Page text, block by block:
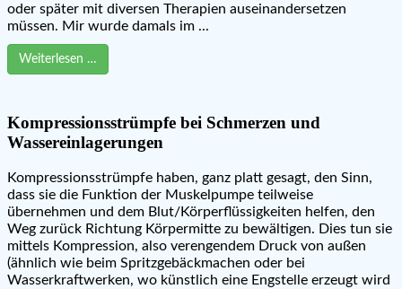
oder später mit diversen Therapien auseinandersetzen
müssen. Mir wurde damals im ...
Weiterlesen …
Kompressionsstrümpfe bei Schmerzen und
Wassereinlagerungen
Kompressionsstrümpfe haben, ganz platt gesagt, den Sinn,
dass sie die Funktion der Muskelpumpe teilweise
übernehmen und dem Blut/Körperflüssigkeiten helfen, den
Weg zurück Richtung Körpermitte zu bewältigen. Dies tun sie
mittels Kompression, also verengendem Druck von außen
(ähnlich wie beim Spritzgebäckmachen oder bei
Wasserkraftwerken, wo künstlich eine Engstelle erzeugt wird